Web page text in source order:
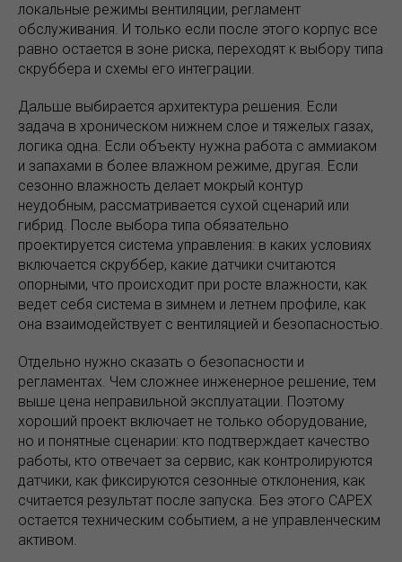
локальные режимы вентиляции, регламент
обслуживания. И только если после этого корпус все
равно остается в зоне риска, переходят к выбору типа
скруббера и схемы его интеграции.
Дальше выбирается архитектура решения. Если
задача в хроническом нижнем слое и тяжелых газах,
логика одна. Если объекту нужна работа с аммиаком
и запахами в более влажном режиме, другая. Если
сезонно влажность делает мокрый контур
неудобным, рассматривается сухой сценарий или
гибрид. После выбора типа обязательно
проектируется система управления: в каких условиях
включается скруббер, какие датчики считаются
опорными, что происходит при росте влажности, как
ведет себя система в зимнем и летнем профиле, как
она взаимодействует с вентиляцией и безопасностью.
Отдельно нужно сказать о безопасности и
регламентах. Чем сложнее инженерное решение, тем
выше цена неправильной эксплуатации. Поэтому
хороший проект включает не только оборудование,
но и понятные сценарии: кто подтверждает качество
работы, кто отвечает за сервис, как контролируются
датчики, как фиксируются сезонные отклонения, как
считается результат после запуска. Без этого CAPEX
остается техническим событием, а не управленческим
активом.